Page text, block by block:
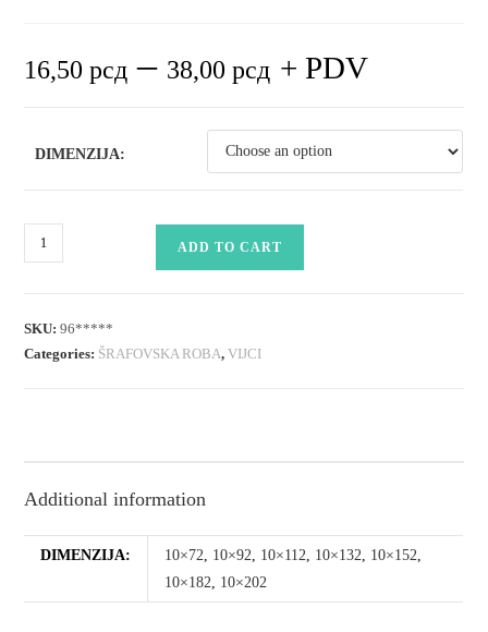
16,50рсд – 38,00рсд + PDV
DIMENZIJA:
vijak
za
stolariju)
ADD TO CART
SKU:96*****
Categories: ŠRAFOVSKA ROBA,VIJCI
Additional information
DIMENZIJA: 10×72, 10×92, 10×112, 10×132, 10×152,
10×182, 10×202